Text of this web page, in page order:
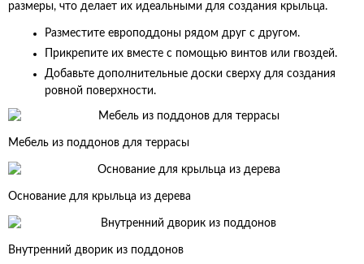
размеры, что делает их идеальными для создания крыльца.
Разместите европоддоны рядом друг с другом.
Прикрепите их вместе с помощью винтов или гвоздей.
Добавьте дополнительные доски сверху для создания
ровной поверхности.
Мебель из поддонов для террасы
Основание для крыльца из дерева
Внутренний дворик из поддонов